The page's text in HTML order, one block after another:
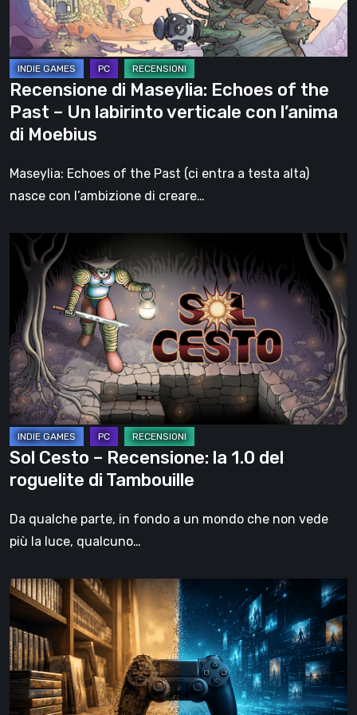
Past
–
Un
labirinto
verticale
con
l’anima
di
Recensione di Maseylia: Echoes of the
Past – Un labirinto verticale con l’anima
di Moebius
Maseylia: Echoes of the Past (ci entra a testa alta)
nasce con l’ambizione di creare…
Cesto
Recensione:
la
1.0
del
roguelite
di
Tambouille
Sol Cesto – Recensione: la 1.0 del
roguelite di Tambouille
Da qualche parte, in fondo a un mondo che non vede
più la luce, qualcuno…
Il
futuro
del
formato
fisico